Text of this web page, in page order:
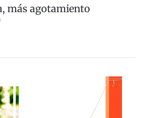
más agotamiento